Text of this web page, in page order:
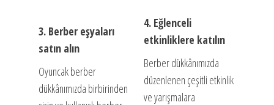
3. Berber eşyaları
satın alın
Oyuncak berber
dükkânımızda birbirinden
4. Eğlenceli
etkinliklere katılın
Berber dükkânımızda
düzenlenen çeşitli etkinlik
ve yarışmalara